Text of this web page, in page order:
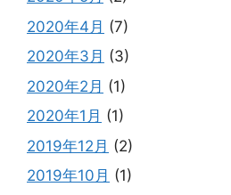
2020年4月 (7)
2020年3月 (3)
2020年2月 (1)
2020年1月 (1)
2019年12月 (2)
2019年10月 (1)